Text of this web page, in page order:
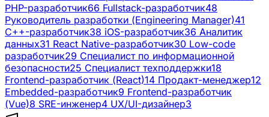
PHP-разработчик66 Fullstack-разработчик48
Руководитель разработки (Engineering Manager)41
C++-разработчик38 iOS-разработчик36 Аналитик
данных31 React Native-разработчик30 Low-code
разработчик29 Специалист по информационной
безопасности25 Специалист техподдержки18
Frontend-разработчик (React)14 Продакт-менеджер12
Embedded-разработчик9 Frontend-разработчик
(Vue)8 SRE-инженер4 UX/UI-дизайнер3